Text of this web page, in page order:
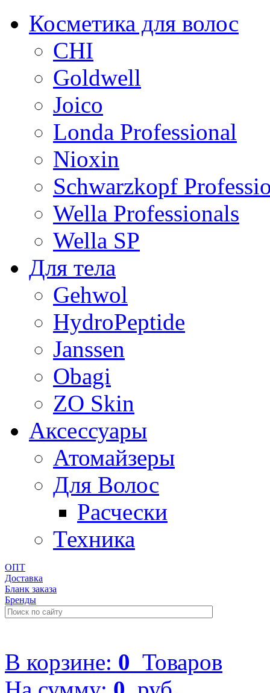
Косметика для волос
CHI
Goldwell
Joico
Londa Professional
Nioxin
Schwarzkopf
Wella Professionals
Wella SP
Для тела
Gehwol
HydroPeptide
Janssen
Obagi
ZO Skin
Aксессуары
Атомайзеры
Для Волос
Расчески
Техника
ОПТ
Доставка
Бланк заказа
Бренды
В корзине: 0 Товаров